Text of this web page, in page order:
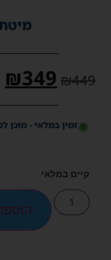
₪449
₪349
זמין במלאי - מוכן
קיים במלאי